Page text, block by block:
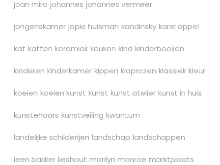
joan miro johannes johannes vermeer
jongenskamer jopie huisman kandinsky karel appel
kat katten keramiek keuken kind kinderboeken
kinderen kinderkamer kippen klaprozen klassiek kleur
koeien koeien kunst kunst kunst atelier kunst in huis
kunstenaars kunstveiling kwantum
landelijke schilderijen landschap landschappen
leen bakker lieshout marilyn monroe marktplaats